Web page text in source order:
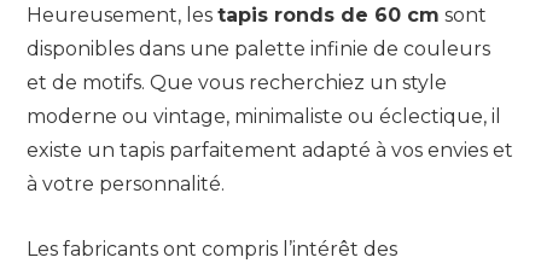
Heureusement, les tapis ronds de 60 cm sont
disponibles dans une palette infinie de couleurs
et de motifs. Que vous recherchiez un style
moderne ou vintage, minimaliste ou éclectique, il
existe un tapis parfaitement adapté à vos envies et
à votre personnalité.
Les fabricants ont compris l’intérêt des